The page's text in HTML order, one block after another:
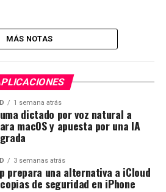
MÁS NOTAS
1 semana atrás
dictado por voz natural a
macOS y apuesta por una IA
3 semanas atrás
prepara una alternativa a iCloud
de seguridad en iPhone